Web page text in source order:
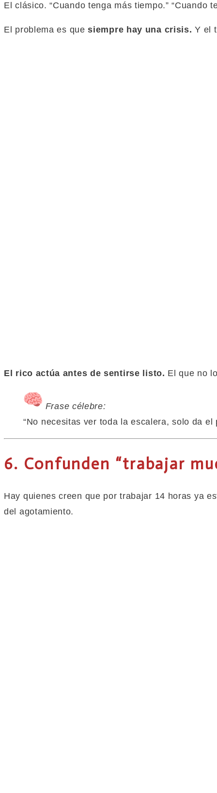
El clásico. “Cuando tenga más tiempo.” “Cuando
El problema es que siempre hay una crisis.Y el
El rico actúa antes de sentirse listo. Elque no
Frase célebre:
“No necesitas ver toda la escalera, solo da
6. Confunden “trabajar
Hay quienes creen que por trabajar 14 horas ya
del agotamiento.